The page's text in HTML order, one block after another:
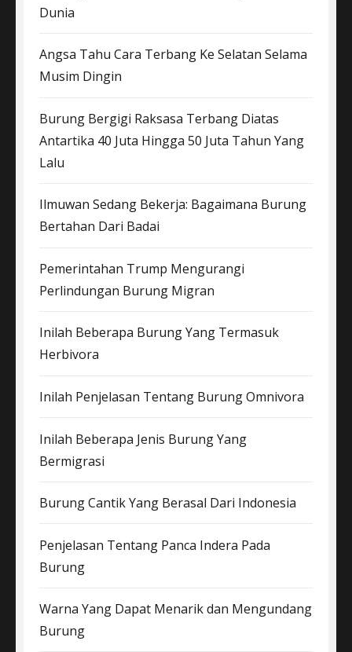
Dunia
Angsa Tahu Cara Terbang Ke Selatan Selama
Musim Dingin
Burung Bergigi Raksasa Terbang Diatas
Antartika 40 Juta Hingga 50 Juta Tahun Yang
Lalu
Ilmuwan Sedang Bekerja: Bagaimana Burung
Bertahan Dari Badai
Pemerintahan Trump Mengurangi
Perlindungan Burung Migran
Inilah Beberapa Burung Yang Termasuk
Herbivora
Inilah Penjelasan Tentang Burung Omnivora
Inilah Beberapa Jenis Burung Yang
Bermigrasi
Burung Cantik Yang Berasal Dari Indonesia
Penjelasan Tentang Panca Indera Pada
Burung
Warna Yang Dapat Menarik dan Mengundang
Burung